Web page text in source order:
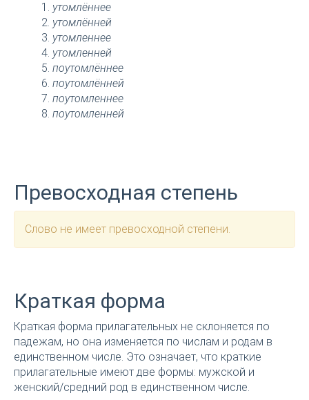
утомлённее
утомлённей
утомленнее
утомленней
поутомлённее
поутомлённей
поутомленнее
поутомленней
Превосходная степень
Слово не имеет превосходной степени.
Краткая форма
Краткая форма прилагательных не склоняется по
падежам, но она изменяется по числам и родам в
единственном числе. Это означает, что краткие
прилагательные имеют две формы: мужской и
женский/средний род в единственном числе.